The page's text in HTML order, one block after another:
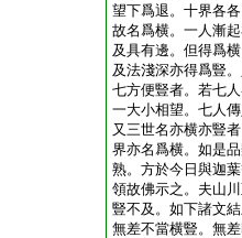
望下爲退。十界各
故名爲横。一人漸
及具有邊。但得爲
及法淺深亦得爲豎
七方便豎者。若七
一大小相望。七人
又三世名亦横亦豎
界亦名爲横。如是
熟。方於今日與迦
領故佛示之。夫山
豎不及。如下諸文
無差不當横豎。無